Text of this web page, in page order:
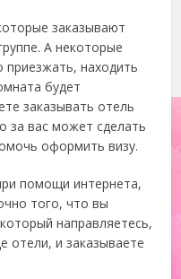
заказывают
А некоторые
находить
будет
заказывать отель
за вас может сделать
оформить визу.
помощи интернета,
того, что вы
направляетесь,
отели, и заказываете